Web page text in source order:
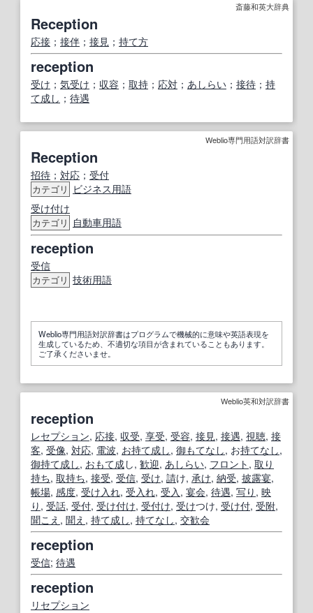
斎藤和英大辞典
Reception
応接 ； 接伴 ； 接見 ； 持て方
reception
受け ； 気受け ； 収容 ； 取持 ； 応対 ； あしらい ； 接待 ； 持
て成し ； 待遇
Weblio専門用語対訳辞書
Reception
招待 ； 対応 ； 受付
カテゴリ
ビジネス用語
受け付け
カテゴリ 自動車用語
reception
受信
カテゴリ 技術用語
Weblio専門用語対訳辞書はプログラムで機械的に意味や英語表現を
生成しているため、不適切な項目が含まれていることもあります。
ご了承くださいませ。
Weblio英和対訳辞書
reception
レセプション, 応接, 収受, 享受, 受容, 接見, 接遇, 視聴, 接
客, 受像, 対応, 電波, お持て成し, 御もてなし, お持てなし,
御持て成し, おもて成し, 歓迎, あしらい, フロント , 取り
持ち, 取持ち, 接受, 受信, 受け, 請け, 承け, 納受, 披露宴,
帳場, 感度, 受け入れ, 受入れ, 受入, 宴会, 待遇, 写り , 映
り , 受話, 受付, 受け付け, 受付け, 受けつけ, 受け付, 受附,
聞こえ , 聞え , 持て成し, 持てなし, 交歓会
reception
受信; 待遇
reception
リセプション